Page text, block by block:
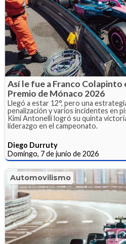
Así le fue a Franco Colapinto
Premio de Mónaco 2026
Llegó a estar 12°, pero una
penalización y varios incidentes en
Kimi Antonelli logró su quinta
liderazgo en el campeonato.
Diego Durruty
Domingo, 7 de junio de 2026
Automovilismo